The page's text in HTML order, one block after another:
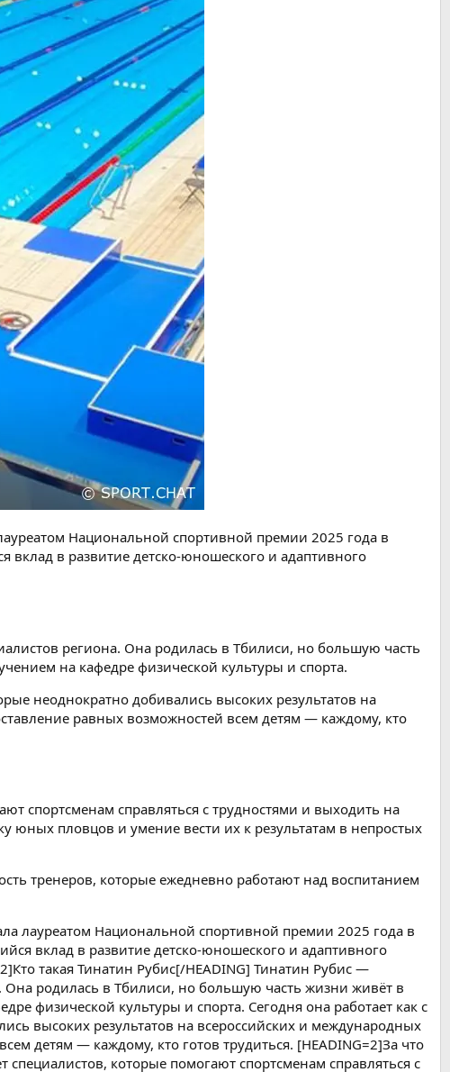
Национальной спортивной премии 2025 года в
вклад в развитие детско-юношеского и адаптивного
региона. Она родилась в Тбилиси, но большую часть
на кафедре физической культуры и спорта.
неоднократно добивались высоких результатов на
равных возможностей всем детям — каждому, кто
спортсменам справляться с трудностями и выходить на
юных пловцов и умение вести их к результатам в непростых
тренеров, которые ежедневно работают над воспитанием
лауреатом Национальной спортивной премии 2025 года в
вклад в развитие детско-юношеского и адаптивного
такая Тинатин Рубис[/HEADING] Тинатин Рубис —
родилась в Тбилиси, но большую часть жизни живёт в
физической культуры и спорта. Сегодня она работает как с
высоких результатов на всероссийских и международных
детям — каждому, кто готов трудиться. [HEADING=2]За что
которые помогают спортсменам справляться с